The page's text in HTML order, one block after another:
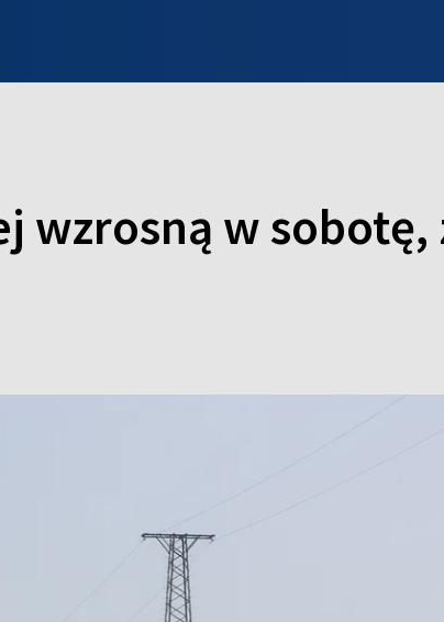
wzrosną w sobotę,